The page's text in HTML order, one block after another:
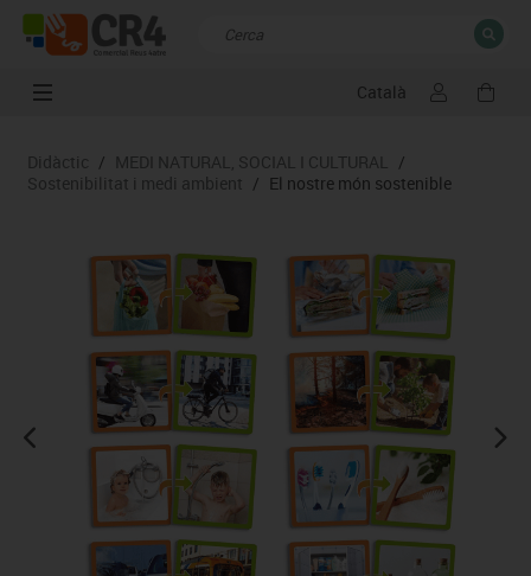
Català
Resultats de la recerca TANCAR
Didàctic / MEDI NATURAL, SOCIAL I CULTURAL /
Sostenibilitat i medi ambient / El nostre món sostenible